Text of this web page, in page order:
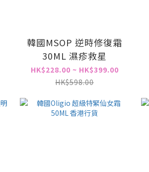
韓國MSOP 逆時修復霜
30ML 濕疹救星
HK$228.00 ~ HK$399.00
HK$598.00